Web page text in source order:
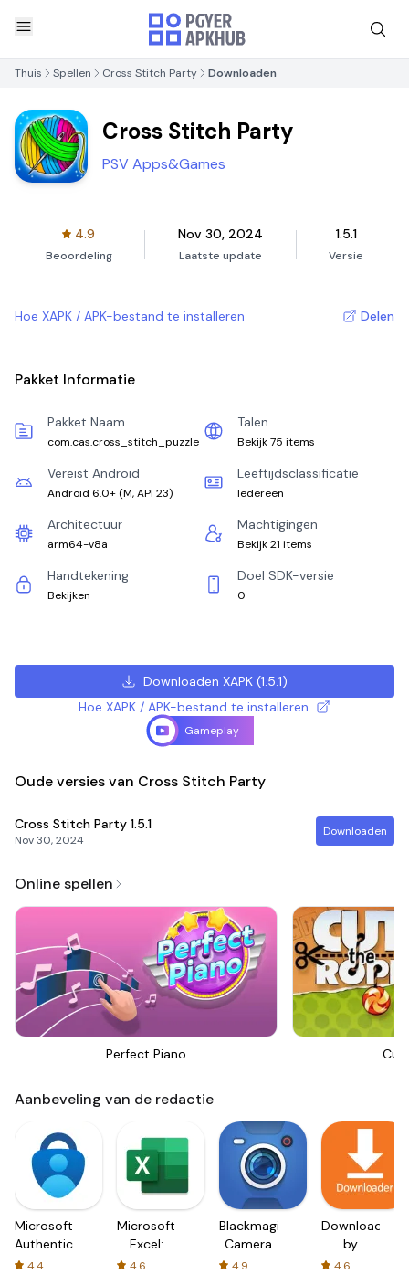
Thuis Spellen Cross Stitch Party Downloaden
Cross Stitch Party
PSV Apps&Games
4.9
Beoordeling
Nov 30, 2024
Laatste update
1.5.1
Versie
Hoe XAPK / APK-bestand te installeren Delen
Pakket Informatie
Pakket Naam
com.cas.cross_stitch_puzzle
Talen
Bekijk 75 items
Vereist Android
Android 6.0+ (M, API 23)
Leeftijdsclassificatie
Iedereen
Architectuur
arm64-v8a
Machtigingen
Bekijk 21 items
Handtekening
Bekijken
Doel SDK-versie
0
Downloaden XAPK(1.5.1)
Hoe XAPK / APK-bestand te installeren
Gameplay
Oude versies van Cross Stitch Party
Cross Stitch Party 1.5.1
Nov 30, 2024
Downloaden
Online spellen
Perfect Piano Cut
Aanbeveling van de redactie
Microsoft
Authenticator
4.4
Microsoft
Excel:
Spreadsheets
4.6
Blackmagic
Camera
4.9
Downloader
by
AFTVnews
4.6